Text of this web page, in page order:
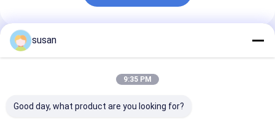
अनुशंसित उत्पाद
susan
9:35 PM
Good day, what product are you looking for?